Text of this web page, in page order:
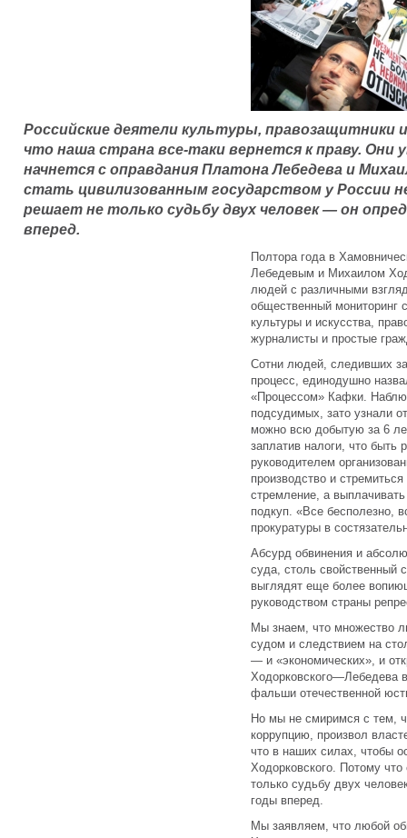
Российские деятели культуры,
что наша страна все-таки вернется к праву. Они
начнется с оправдания Платона Лебедева и
стать цивилизованным государством у России
решает не только судьбу двух человек — он
вперед.
Полтора года в
Лебедевым и Михаилом
людей с различными
общественный мониторинг
культуры и искусства,
журналисты и простые
Сотни людей, следивших
процесс, единодушно
«Процессом» Кафки.
подсудимых, зато узнали
можно всю добытую за 6
заплатив налоги, что быть
руководителем
производство и
стремление, а
подкуп. «Все бесполезно,
прокуратуры в
Абсурд обвинения и
суда, столь свойственный
выглядят еще более
руководством страны
Мы знаем, что множество
судом и следствием на
— и «экономических», и
Ходорковского—Лебедева
фальши отечественной
Но мы не смиримся с тем,
коррупцию, произвол
что в наших силах, чтобы
Ходорковского. Потому
только судьбу двух
годы вперед.
Мы заявляем, что любой